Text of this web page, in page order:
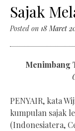
Sajak
Posted on 18 Maret
Menimbang
PENYAIR, kata
kumpulan sajak
(Indonesiatera,